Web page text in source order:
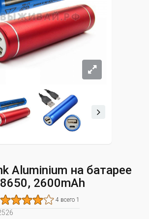
Aluminium на батарее
2600mAh
4 всего 1